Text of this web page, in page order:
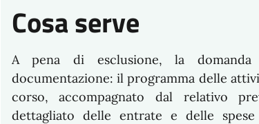
Cosa serve
A pena di esclusione, la domanda
documentazione: il programma delle
corso, accompagnato dal relativo
dettagliato delle entrate e delle spese